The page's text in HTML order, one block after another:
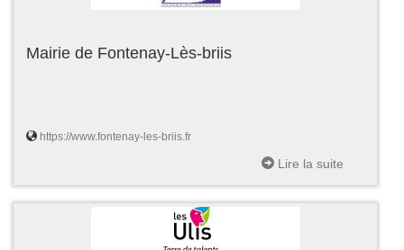
Mairie de Fontenay-Lès-briis
https://www.fontenay-les-briis.fr
Lire la suite